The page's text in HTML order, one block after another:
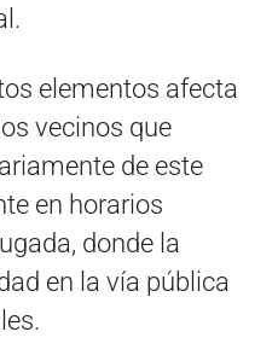
elementos afecta
vecinos que
de este
en horarios
donde la
en la vía pública